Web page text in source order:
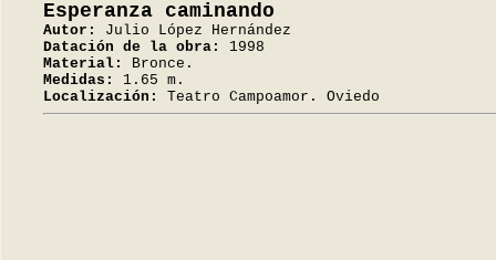
Esperanza caminando
Autor:
Julio López Hernández
Datación de la obra:
1998
Material:
Bronce.
Medidas:
1.65 m.
Localización:
Teatro Campoamor. Oviedo